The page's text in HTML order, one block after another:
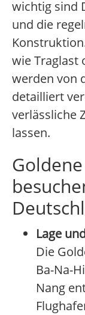
wichtig sind
und die
wie Traglast
werden von
detailliert
verlässliche
lassen.
Lage
Die
Ba-Na-
Nang